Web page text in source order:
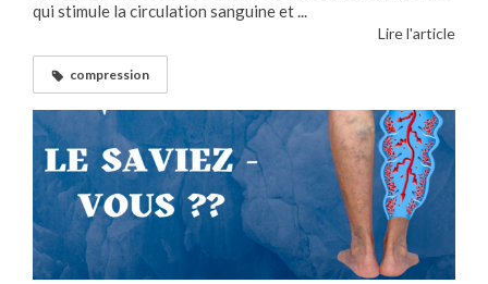
qui stimule la circulation sanguine et ...
Lire l'article
compression